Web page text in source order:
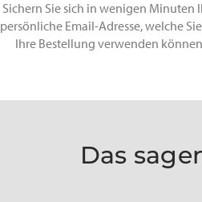
Sichern Sie sich in wenigen Minuten
persönliche Email-Adresse, welche
Ihre Bestellung verwenden
Das